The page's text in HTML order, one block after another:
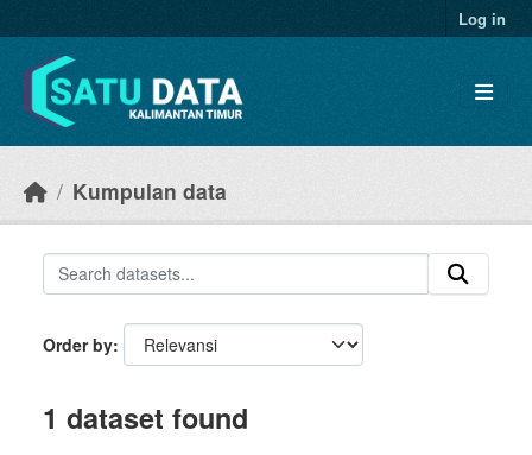
Log in
Kumpulan data
Order by
1 dataset found